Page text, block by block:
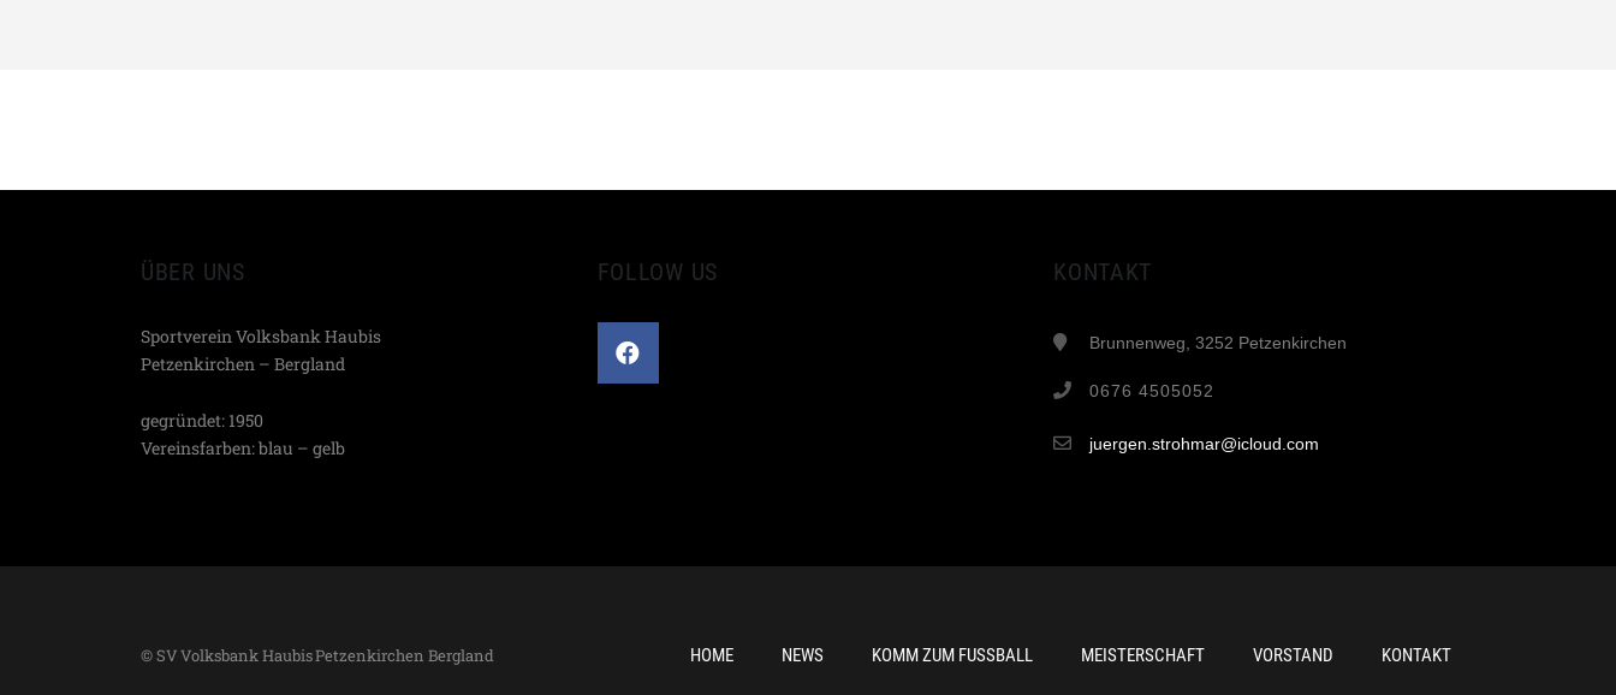
ÜBER UNS
Sportverein Volksbank Haubis
Petzenkirchen – Bergland
gegründet: 1950
Vereinsfarben: blau – gelb
FOLLOW US KONTAKT
Brunnenweg, 3252 Petzenkirchen
0676 4505052
juergen.strohmar@icloud.com
© SV Volksbank Haubis Petzenkirchen Bergland HOME NEWS KOMM ZUM FUSSBALL MEISTERSCHAFT VORSTAND KONTAKT